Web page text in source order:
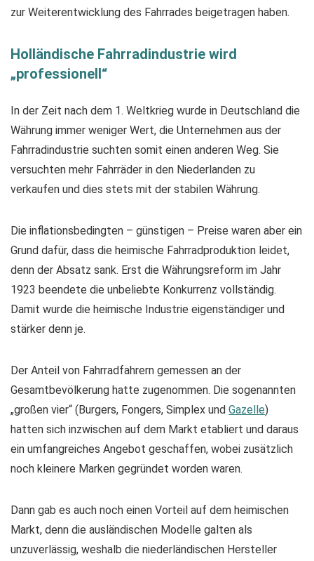
zur Weiterentwicklung des Fahrrades beigetragen haben.
Holländische Fahrradindustrie wird
„professionell“
In der Zeit nach dem 1. Weltkrieg wurde in Deutschland die
Währung immer weniger Wert, die Unternehmen aus der
Fahrradindustrie suchten somit einen anderen Weg. Sie
versuchten mehr Fahrräder in den Niederlanden zu
verkaufen und dies stets mit der stabilen Währung.
Die inflationsbedingten – günstigen – Preise waren aber ein
Grund dafür, dass die heimische Fahrradproduktion leidet,
denn der Absatz sank. Erst die Währungsreform im Jahr
1923 beendete die unbeliebte Konkurrenz vollständig.
Damit wurde die heimische Industrie eigenständiger und
stärker denn je.
Der Anteil von Fahrradfahrern gemessen an der
Gesamtbevölkerung hatte zugenommen. Die sogenannten
„großen vier“ (Burgers, Fongers, Simplex und Gazelle)
hatten sich inzwischen auf dem Markt etabliert und daraus
ein umfangreiches Angebot geschaffen, wobei zusätzlich
noch kleinere Marken gegründet worden waren.
Dann gab es auch noch einen Vorteil auf dem heimischen
Markt, denn die ausländischen Modelle galten als
unzuverlässig, weshalb die niederländischen Hersteller